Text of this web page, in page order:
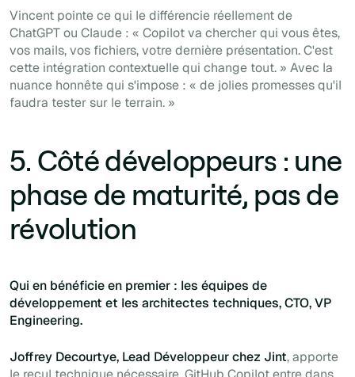
Vincent pointe ce qui le différencie réellement de
ChatGPT ou Claude : « Copilot va chercher qui vous êtes,
vos mails, vos fichiers, votre dernière présentation. C'est
cette intégration contextuelle qui change tout. » Avec la
nuance honnête qui s'impose : « de jolies promesses qu'il
faudra tester sur le terrain. »
5. Côté développeurs : une
phase de maturité, pas de
révolution
Qui en bénéficie en premier : les équipes de
développement et les architectes techniques, CTO, VP
Engineering.
Joffrey Decourtye, Lead Développeur chez Jint, apporte